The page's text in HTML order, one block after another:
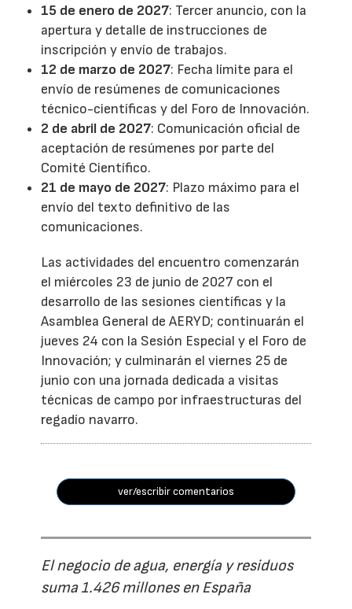
15 de enero de 2027: Tercer anuncio, con la
apertura y detalle de instrucciones de
inscripción y envío de trabajos.
12 de marzo de 2027: Fecha límite para el
envío de resúmenes de comunicaciones
técnico-científicas y del Foro de Innovación.
2 de abril de 2027: Comunicación oficial de
aceptación de resúmenes por parte del
Comité Científico.
21 de mayo de 2027: Plazo máximo para el
envío del texto definitivo de las
comunicaciones.
Las actividades del encuentro comenzarán
el miércoles 23 de junio de 2027 con el
desarrollo de las sesiones científicas y la
Asamblea General de AERYD; continuarán el
jueves 24 con la Sesión Especial y el Foro de
Innovación; y culminarán el viernes 25 de
junio con una jornada dedicada a visitas
técnicas de campo por infraestructuras del
regadío navarro.
ver/escribir comentarios
El negocio de agua, energía y residuos
suma 1.426 millones en España